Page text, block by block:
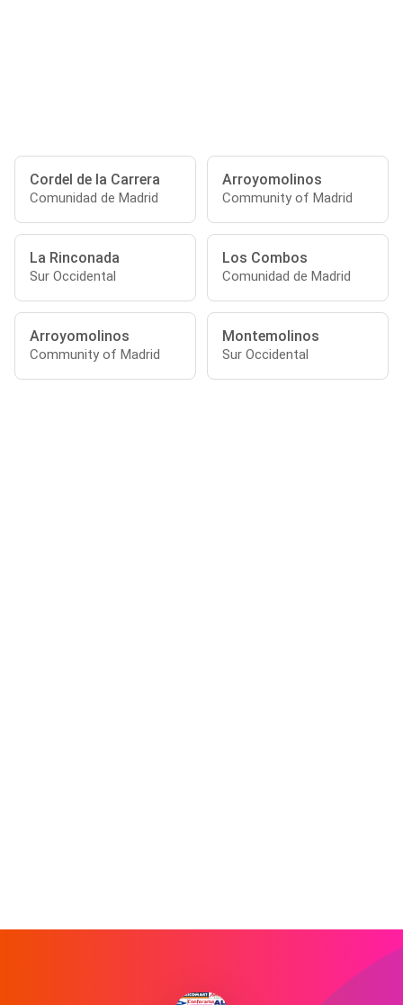
Cordel de la Carrera
Comunidad de Madrid
Arroyomolinos
Community of Madrid
La Rinconada
Sur Occidental
Los Combos
Comunidad de Madrid
Arroyomolinos
Community of Madrid
Montemolinos
Sur Occidental